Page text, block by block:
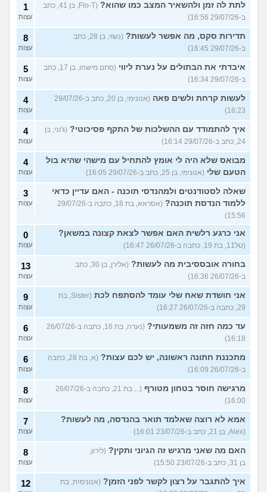
לתת לה זמן ולהשאיר המצב כמו שהוא?
(Flo-T, בן 41, כתב
ב-29/07/26 16:56)
1
עצות
תדירות סקס, מה אפשר לעשות?
(נשוי, בן 28, כתב
ב-29/07/26 16:45)
8
עצות
איבדתי את הבתולים על נערת ליווי
(סתם מישהו, בן 17, כתב
ב-29/07/26 16:34)
5
עצות
לעשות קרחת ולשים פאה
(אנונימי, בן 20, כתב ב-29/07/26
16:23)
4
עצות
איך להתמודד עם ההשלכות של התקף פסיכוטי? (ג'וני, בן
24, כתב ב-29/07/26 16:14)
4
עצות
מבואס שלא היה לי אומץ להתחיל עם מישהי שהיא בול
הטעם שלי (אנונימי, בן 25, כתב ב-29/07/26 16:05)
4
עצות
שאלה לסטודנטים ולמהנדסי תוכנה - האם עדיין כדאי
ללמוד הנדסת תוכנה?
(אסראא, בת 18, כתבה ב-29/07/26
15:56)
3
עצות
אני כרגע רלשית האם אפשר לצאת קצונה במשאן?
(טל11, בת 19, כתבה ב-26/07/26 16:47)
0
עצות
בחורה אובססיבית מה לעשות?
(אלירן, בן 30, כתב
ב-26/07/26 16:36)
13
עצות
אני חושדת שאח שלי עומד להסתפח לכת
(Sister, בת
29, כתבה ב-26/07/26 16:27)
9
עצות
עד כמה חזה זה משמעותי?
(נערה, בת 16, כתבה ב-26/07/26
16:18)
6
עצות
מתכננת חתונה ראשונה, יש לכם עצות?
(א, בת 28, כתבה
ב-26/07/26 16:09)
6
עצות
מרגישה חוסר בטחון מטורף
(.., בת 21, כתבה ב-26/07/26
16:00)
8
עצות
אמא לא רוצה שאלמד תואר בהנדסה, מה לעשות?
(Alex, בן 21, כתב ב-23/07/26 16:01)
7
עצות
האם מה שאני מרגיש זה הגיוני ותקין? (לירון,
בן 31, כתב ב-23/07/26 15:50)
8
עצות
איך להתגבר על רצון לקשר לפני הזמן? (אנונימית, בת
12